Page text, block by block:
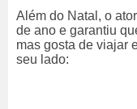
Além do Natal, o
de ano e garantiu
mas gosta de viajar
seu lado: